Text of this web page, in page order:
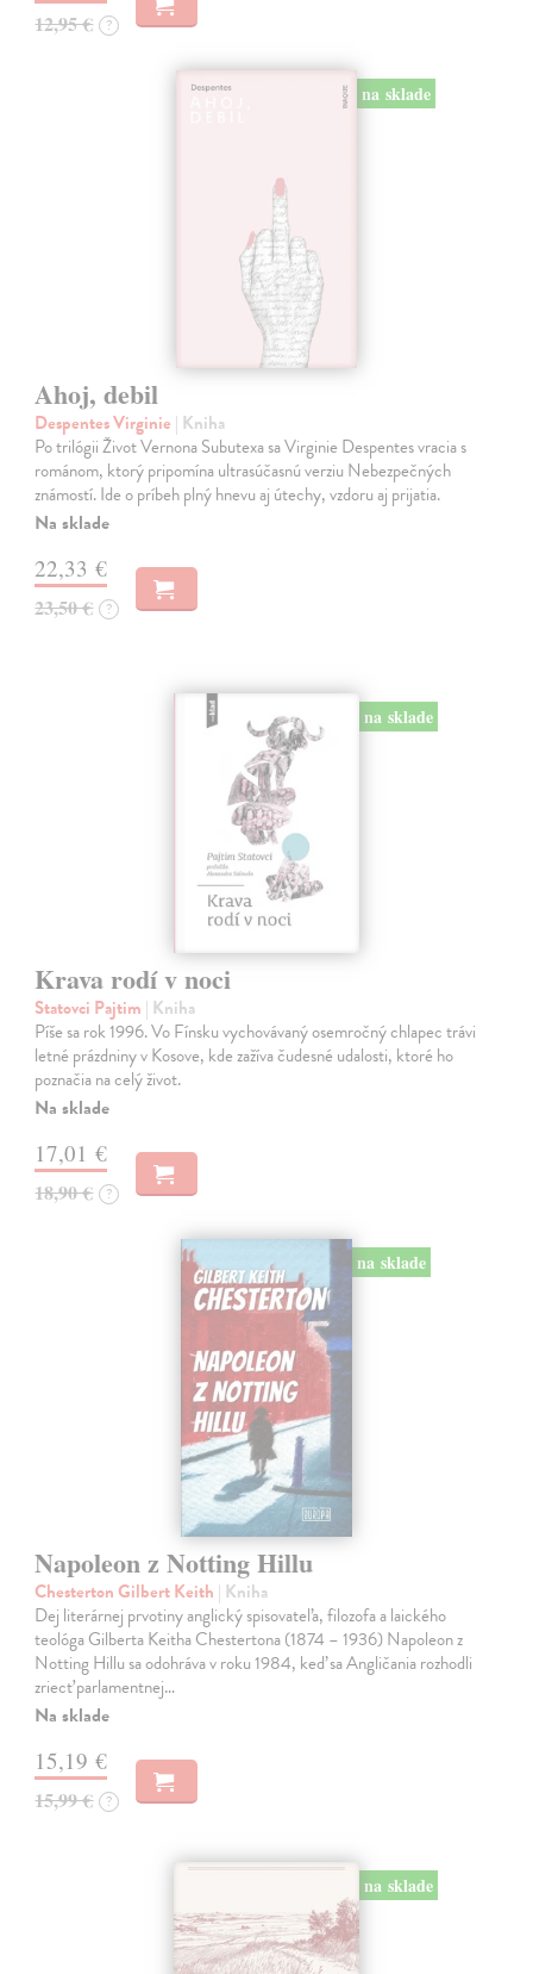
12,95 € ?
na sklade
Ahoj, debil
Despentes Virginie | Kniha
Po trilógii Život Vernona Subutexa sa Virginie Despentes vracia s
románom, ktorý pripomína ultrasúčasnú verziu Nebezpečných
známostí. Ide o príbeh plný hnevu aj útechy, vzdoru aj prijatia.
Na sklade
22,33 €
23,50 € ?
na sklade
Krava rodí v noci
Statovci Pajtim | Kniha
Píše sa rok 1996. Vo Fínsku vychovávaný osemročný chlapec trávi
letné prázdniny v Kosove, kde zažíva čudesné udalosti, ktoré ho
poznačia na celý život.
Na sklade
17,01 €
18,90 € ?
na sklade
Napoleon z Notting Hillu
Chesterton Gilbert Keith | Kniha
Dej literárnej prvotiny anglický spisovateľa, filozofa a laického
teológa Gilberta Keitha Chestertona (1874 – 1936) Napoleon z
Notting Hillu sa odohráva v roku 1984, keď sa Angličania rozhodli
zriecť parlamentnej…
Na sklade
15,19 €
15,99 € ?
na sklade